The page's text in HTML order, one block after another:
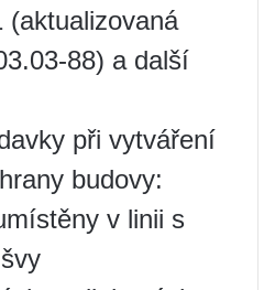
(aktualizovaná
88) a další
při vytváření
budovy:
v linii s